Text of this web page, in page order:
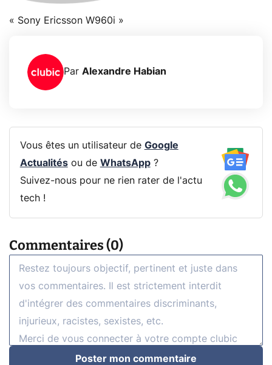
« Sony Ericsson W960i »
Par Alexandre Habian
Vous êtes un utilisateur de Google
Actualitésou de WhatsApp?
Suivez-nous pour ne rien rater de l'actu
tech !
Commentaires (0)
Poster mon commentaire